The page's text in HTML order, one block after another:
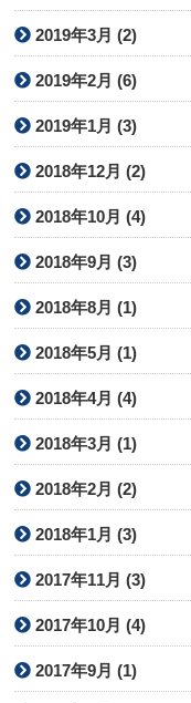
2019年3月 (2)
2019年2月 (6)
2019年1月 (3)
2018年12月 (2)
2018年10月 (4)
2018年9月 (3)
2018年8月 (1)
2018年5月 (1)
2018年4月 (4)
2018年3月 (1)
2018年2月 (2)
2018年1月 (3)
2017年11月 (3)
2017年10月 (4)
2017年9月 (1)